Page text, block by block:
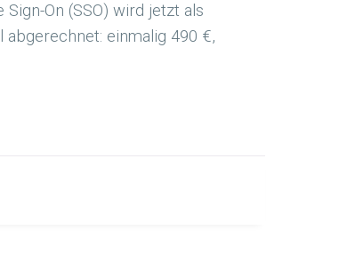
Sign-On (SSO) wird jetzt als
einmalig 490 €,